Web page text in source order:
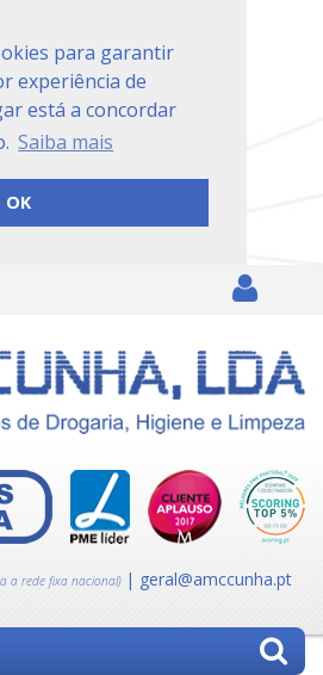
para garantir
experiência de
está a concordar
Saiba mais
OK
a rede fixa nacional) | geral@amccunha.pt